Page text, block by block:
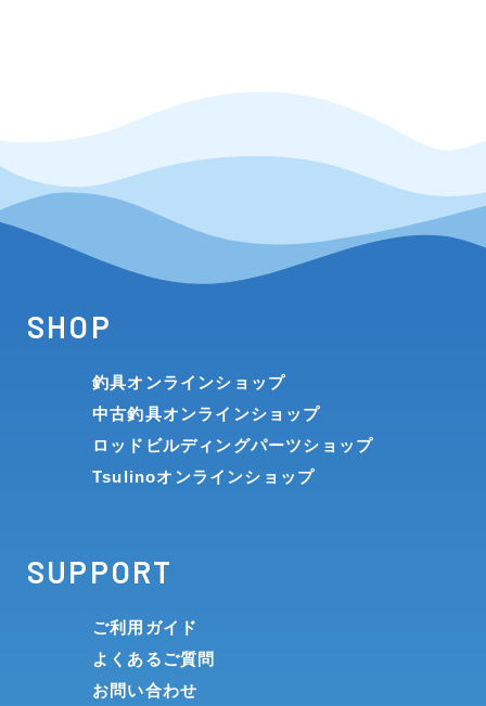
SHOP
釣具オンラインショップ
中古釣具オンラインショップ
ロッドビルディングパーツショップ
Tsulinoオンラインショップ
SUPPORT
ご利用ガイド
よくあるご質問
お問い合わせ